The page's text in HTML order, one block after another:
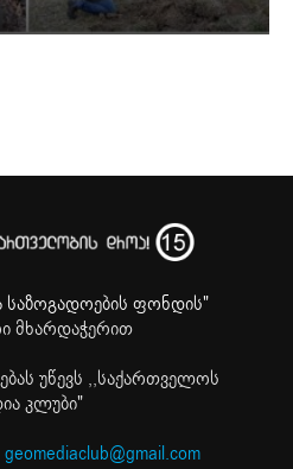
საზოგადოების ფონდის"
მხარდაჭერით
უწევს ,,საქართველოს
კლუბი"
geomediaclub@gmail.com